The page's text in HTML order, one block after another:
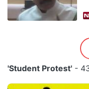
'Student Protest' -